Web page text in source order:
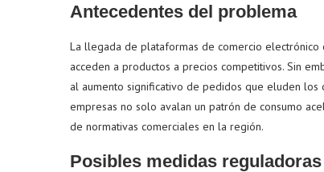
Antecedentes del problema
La llegada de plataformas de comercio electrónico
acceden a productos a precios competitivos. Sin
al aumento significativo de pedidos que eluden los
empresas no solo avalan un patrón de consumo
de normativas comerciales en la región.
Posibles medidas reguladoras